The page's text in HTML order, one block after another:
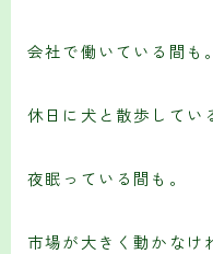
会社で働いている間も。
休日に犬と散歩してい
夜眠っている間も。
市場が大きく動かなけ